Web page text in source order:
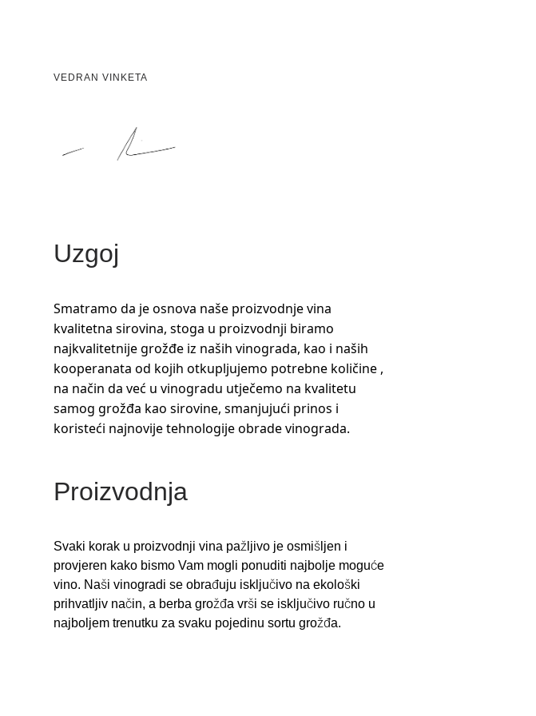
VEDRAN VINKETA
Uzgoj
Smatramo da je osnova naše proizvodnje vina
kvalitetna sirovina, stoga u proizvodnji biramo
najkvalitetnije grožđe iz naših vinograda, kao i naših
kooperanata od kojih otkupljujemo potrebne količine ,
na način da već u vinogradu utječemo na kvalitetu
samog grožđa kao sirovine, smanjujući prinos i
koristeći najnovije tehnologije obrade vinograda.
Proizvodnja
Svaki korak u proizvodnji vina pažljivo je osmišljen i
provjeren kako bismo Vam mogli ponuditi najbolje moguće
vino. Naši vinogradi se obrađuju isključivo na ekološki
prihvatljiv način, a berba grožđa vrši se isključivo ručno u
najboljem trenutku za svaku pojedinu sortu grožđa.